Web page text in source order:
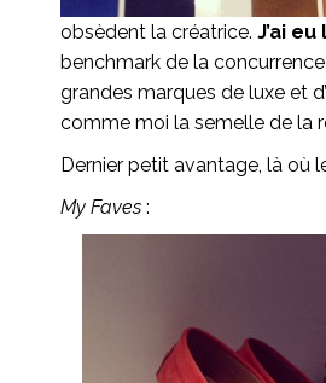
obsèdent la créatrice. J’ai eu l
benchmark de la
grandes marques de luxe et
comme moi la semelle de la
Dernier petit avantage, là où
My Faves :